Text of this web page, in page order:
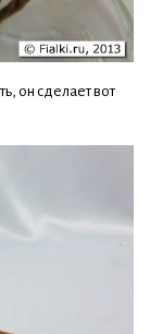
он сделает вот